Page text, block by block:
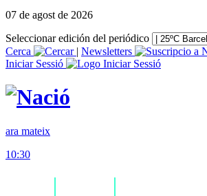
07 de agost de 2026
Seleccionar edición del periódico
Cerca
| Newsletters
Iniciar Sessió
ara mateix
10:30